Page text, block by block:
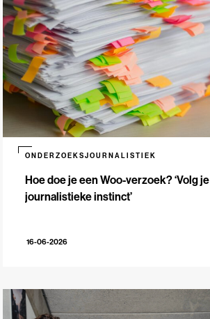
Hoe doe je een Woo-verzoek? ‘Volg je
journalistieke instinct’
ONDERZOEKSJOURNALISTIEK
16-06-2026